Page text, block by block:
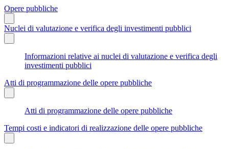
Opere pubbliche
Nuclei di valutazione e verifica degli investimenti pubblici
Informazioni relative ai nuclei di valutazione e verifica degli
investimenti pubblici
Atti di programmazione delle opere pubbliche
Atti di programmazione delle opere pubbliche
Tempi costi e indicatori di realizzazione delle opere pubbliche